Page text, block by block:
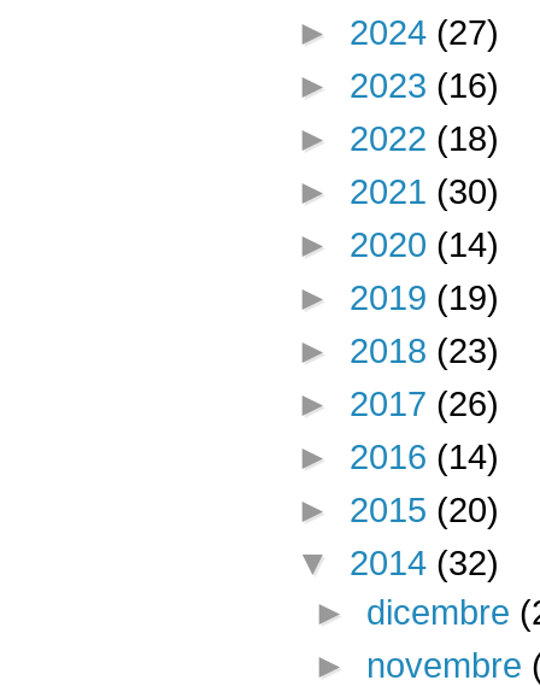
► 2024 (27)
► 2023 (16)
► 2022 (18)
► 2021 (30)
► 2020 (14)
► 2019 (19)
► 2018 (23)
► 2017 (26)
► 2016 (14)
► 2015 (20)
▼ 2014 (32)
► dicembre
► novembre